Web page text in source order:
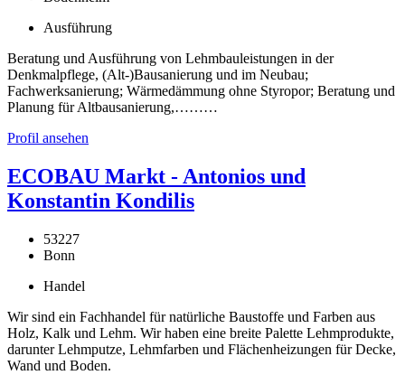
Ausführung
Beratung und Ausführung von Lehmbauleistungen in der
Denkmalpflege, (Alt-)Bausanierung und im Neubau;
Fachwerksanierung; Wärmedämmung ohne Styropor; Beratung und
Planung für Altbausanierung,………
Profil ansehen
ECOBAU Markt - Antonios und
Konstantin Kondilis
53227
Bonn
Handel
Wir sind ein Fachhandel für natürliche Baustoffe und Farben aus
Holz, Kalk und Lehm. Wir haben eine breite Palette Lehmprodukte,
darunter Lehmputze, Lehmfarben und Flächenheizungen für Decke,
Wand und Boden.